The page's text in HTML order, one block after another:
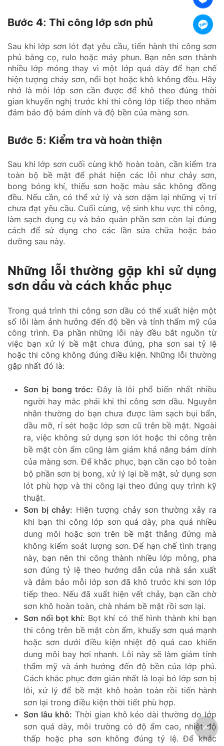
Bước 4: Thi công lớp sơn phủ
Sau khi lớp sơn lót đạt yêu cầu, tiến hành thi công sơn
phủ bằng cọ, rulo hoặc máy phun. Bạn nên sơn thành
nhiều lớp mỏng thay vì một lớp quá dày để hạn chế
hiện tượng chảy sơn, nổi bọt hoặc khô không đều. Hãy
nhớ là mỗi lớp sơn cần được để khô theo đúng thời
gian khuyến nghị trước khi thi công lớp tiếp theo nhằm
đảm bảo độ bám dính và độ bền của màng sơn.
Bước 5: Kiểm tra và hoàn thiện
Sau khi lớp sơn cuối cùng khô hoàn toàn, cần kiểm tra
toàn bộ bề mặt để phát hiện các lỗi như chảy sơn,
bong bóng khí, thiếu sơn hoặc màu sắc không đồng
đều. Nếu cần, có thể xử lý và sơn dặm lại những vị trí
chưa đạt yêu cầu. Cuối cùng, vệ sinh khu vực thi công,
làm sạch dụng cụ và bảo quản phần sơn còn lại đúng
cách để sử dụng cho các lần sửa chữa hoặc bảo
dưỡng sau này.
Những lỗi thường gặp khi sử dụng
sơn dầu và cách khắc phục
Trong quá trình thi công sơn dầu có thể xuất hiện một
số lỗi làm ảnh hưởng đến độ bền và tính thẩm mỹ của
công trình. Đa phần những lỗi này đều bắt nguồn từ
việc bạn xử lý bề mặt chưa đúng, pha sơn sai tỷ lệ
hoặc thi công không đúng điều kiện. Những lỗi thường
gặp nhất đó là:
Sơn bị bong tróc: Đây là lỗi phổ biến nhất nhiều
người hay mắc phải khi thi công sơn dầu. Nguyên
nhân thường do bạn chưa được làm sạch bụi bẩn,
dầu mỡ, rỉ sét hoặc lớp sơn cũ trên bề mặt. Ngoài
ra, việc không sử dụng sơn lót hoặc thi công trên
bề mặt còn ẩm cũng làm giảm khả năng bám dính
của màng sơn. Để khắc phục, bạn cần cạo bỏ toàn
bộ phần sơn bị bong, xử lý lại bề mặt, sử dụng sơn
lót phù hợp và thi công lại theo đúng quy trình kỹ
thuật.
Sơn bị chảy: Hiện tượng chảy sơn thường xảy ra
khi bạn thi công lớp sơn quá dày, pha quá nhiều
dung môi hoặc sơn trên bề mặt thẳng đứng mà
không kiểm soát lượng sơn. Để hạn chế tình trạng
này, bạn nên thi công thành nhiều lớp mỏng, pha
sơn đúng tỷ lệ theo hướng dẫn của nhà sản xuất
và đảm bảo mỗi lớp sơn đã khô trước khi sơn lớp
tiếp theo. Nếu đã xuất hiện vết chảy, bạn cần chờ
sơn khô hoàn toàn, chà nhám bề mặt rồi sơn lại.
Sơn nổi bọt khí: Bọt khí có thể hình thành khi bạn
thi công trên bề mặt còn ẩm, khuấy sơn quá mạnh
hoặc sơn dưới điều kiện nhiệt độ quá cao khiến
dung môi bay hơi nhanh. Lỗi này sẽ làm giảm tính
thẩm mỹ và ảnh hưởng đến độ bền của lớp phủ.
Cách khắc phục đơn giản nhất là loại bỏ lớp sơn bị
lỗi, xử lý để bề mặt khô hoàn toàn rồi tiến hành
sơn lại trong điều kiện thời tiết phù hợp.
Sơn lâu khô: Thời gian khô kéo dài thường do lớp
sơn quá dày, môi trường có độ ẩm cao, nhiệt độ
thấp hoặc pha sơn không đúng tỷ lệ. Để khắc